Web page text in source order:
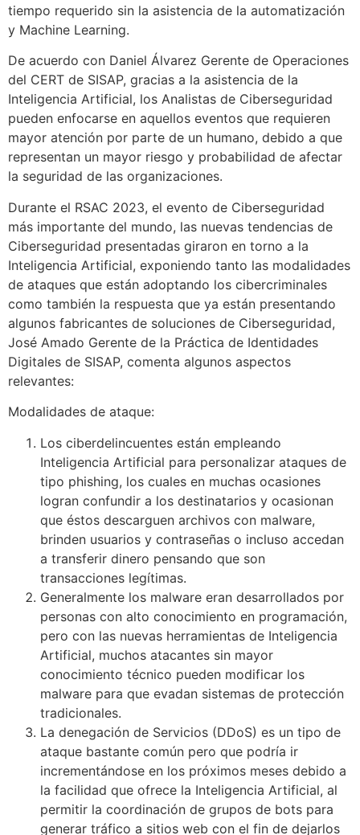
tiempo requerido sin la asistencia de la automatización
y Machine Learning.
De acuerdo con Daniel Álvarez Gerente de Operaciones
del CERT de SISAP, gracias a la asistencia de la
Inteligencia Artificial, los Analistas de Ciberseguridad
pueden enfocarse en aquellos eventos que requieren
mayor atención por parte de un humano, debido a que
representan un mayor riesgo y probabilidad de afectar
la seguridad de las organizaciones.
Durante el RSAC 2023, el evento de Ciberseguridad
más importante del mundo, las nuevas tendencias de
Ciberseguridad presentadas giraron en torno a la
Inteligencia Artificial, exponiendo tanto las modalidades
de ataques que están adoptando los cibercriminales
como también la respuesta que ya están presentando
algunos fabricantes de soluciones de Ciberseguridad,
José Amado Gerente de la Práctica de Identidades
Digitales de SISAP, comenta algunos aspectos
relevantes:
Modalidades de ataque:
Los ciberdelincuentes están empleando
Inteligencia Artificial para personalizar ataques de
tipo phishing, los cuales en muchas ocasiones
logran confundir a los destinatarios y ocasionan
que éstos descarguen archivos con malware,
brinden usuarios y contraseñas o incluso accedan
a transferir dinero pensando que son
transacciones legítimas.
Generalmente los malware eran desarrollados por
personas con alto conocimiento en programación,
pero con las nuevas herramientas de Inteligencia
Artificial, muchos atacantes sin mayor
conocimiento técnico pueden modificar los
malware para que evadan sistemas de protección
tradicionales.
La denegación de Servicios (DDoS) es un tipo de
ataque bastante común pero que podría ir
incrementándose en los próximos meses debido a
la facilidad que ofrece la Inteligencia Artificial, al
permitir la coordinación de grupos de bots para
generar tráfico a sitios web con el fin de dejarlos